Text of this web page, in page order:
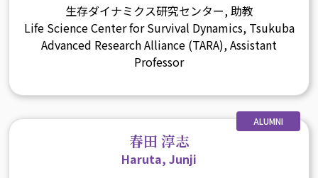
生存ダイナミクス研究センター, 助教
Life Science Center for Survival Dynamics, Tsukuba
Advanced Research Alliance (TARA), Assistant
Professor
ALUMNI
春田 淳志
Haruta, Junji